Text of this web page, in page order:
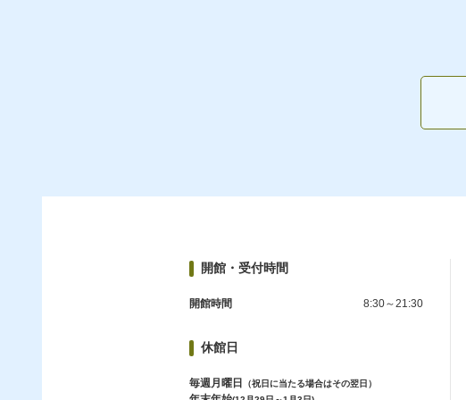
開館・受付時間
開館時間 8:30～21:30
休館日
毎週月曜日 （祝日に当たる場合はその翌日）